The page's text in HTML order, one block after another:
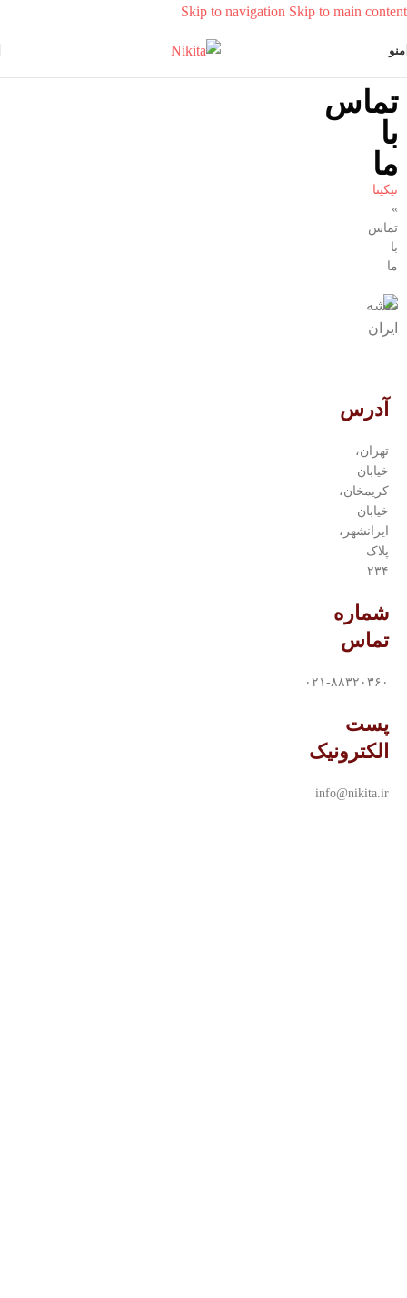
Skip to navigation Skip to main content
منو
تماس
با
ما
نیکیتا
»
تماس
با
ما
آدرس
تهران،
خیابان
کریمخان،
خیابان
ایرانشهر،
پلاک
۲۳۴
شماره
تماس
۰۲۱-۸۸۳۲۰۳۶۰
پست
الکترونیک
info@nikita.ir